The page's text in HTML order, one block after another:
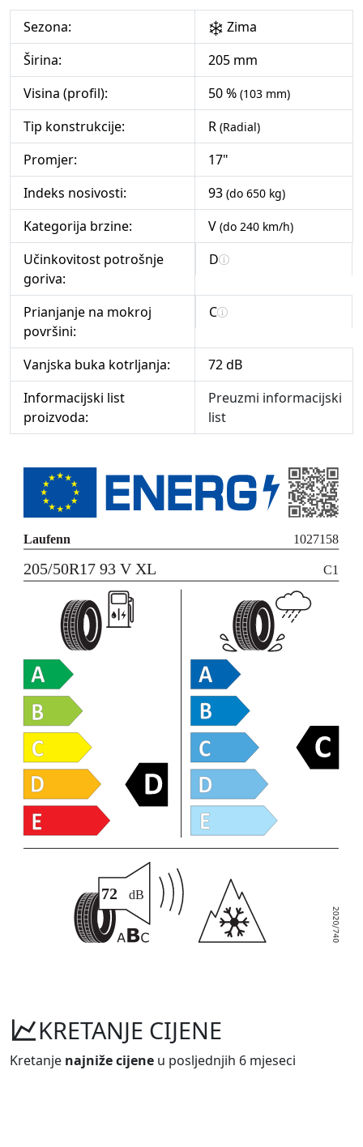
Sezona:
Zima
Širina:
205 mm
Visina (profil):
50 % (103 mm)
Tip konstrukcije: R (Radial)
Promjer:
17"
Indeks nosivosti:
93 (do 650 kg)
Kategorija brzine: V (do 240 km/h)
Učinkovitost potrošnje
goriva:
D
Prianjanje na mokroj
površini:
C
Vanjska buka kotrljanja:
72 dB
Informacijski list
proizvoda:
Preuzmi informacijski
list
KRETANJE CIJENE
Kretanje najniže cijene u posljednjih 6 mjeseci